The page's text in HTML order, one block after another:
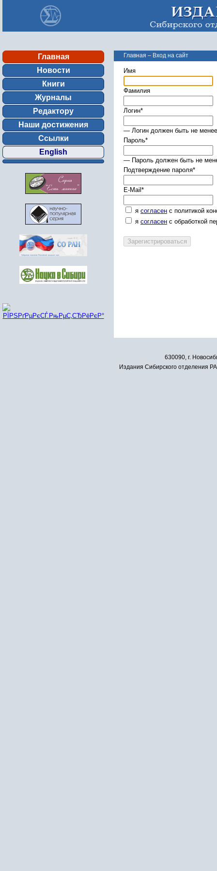
Главная
Новости
Книги
Журналы
Редактору
Наши достижения
Ссылки
English
Главная – Вход на сайт
Имя
Фамилия
Логин*
— Логин должен быть не
Пароль*
— Пароль должен быть не
Подтверждение пароля*
E-Mail *
я согласен с политикой
я согласен с обработкой
630090, г.
Издания Сибирского отделения